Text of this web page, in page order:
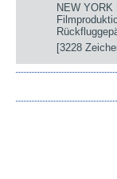
NEW YORK
[3228